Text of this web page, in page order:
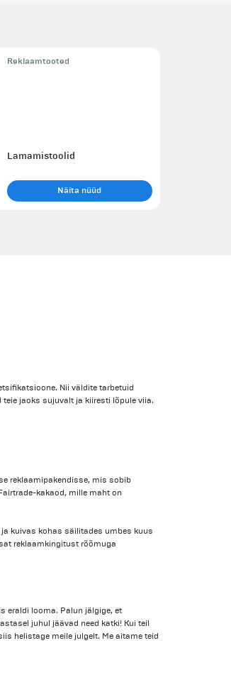
Reklaamtooted
Lamamistoolid
Näita nüüd
Nii väldite tarbetuid
jaoks sujuvalt ja kiiresti lõpule viia.
reklaamipakendisse, mis sobib
kakaod, mille maht on
kuivas kohas säilitades umbes kuus
reklaamkingitust rõõmuga
eraldi looma. Palun jälgige, et
juhul jäävad need katki! Kui teil
helistage meile julgelt. Me aitame teid